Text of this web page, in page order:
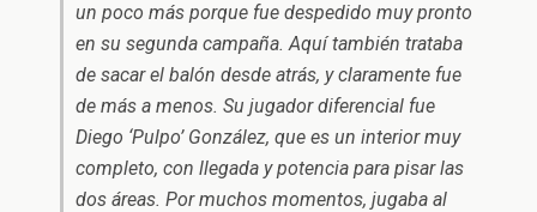
un poco más porque fue despedido muy pronto
en su segunda campaña. Aquí también trataba
de sacar el balón desde atrás, y claramente fue
de más a menos. Su jugador diferencial fue
Diego ‘Pulpo’ González, que es un interior muy
completo, con llegada y potencia para pisar las
dos áreas. Por muchos momentos, jugaba al